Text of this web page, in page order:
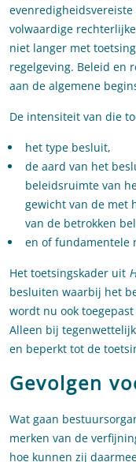
volwaardige
niet langer met
regelgeving. Beleid en
aan de algemene
De intensiteit van die
het type besluit,
de aard van het
beleidsruimte van
gewicht van de met
van de betrokken
en of fundamentele
Het toetsingskader uit
besluiten waarbij het
wordt nu ook
Alleen bij
en beperkt tot de
Gevolgen
Wat gaan
merken van de
hoe kunnen zij